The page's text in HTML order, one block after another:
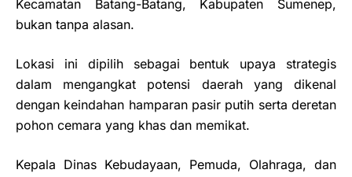
Kecamatan Batang-Batang, Kabupaten Sumenep,
bukan tanpa alasan.
Lokasi ini dipilih sebagai bentuk upaya strategis
dalam mengangkat potensi daerah yang dikenal
dengan keindahan hamparan pasir putih serta deretan
pohon cemara yang khas dan memikat.
Kepala Dinas Kebudayaan, Pemuda, Olahraga, dan